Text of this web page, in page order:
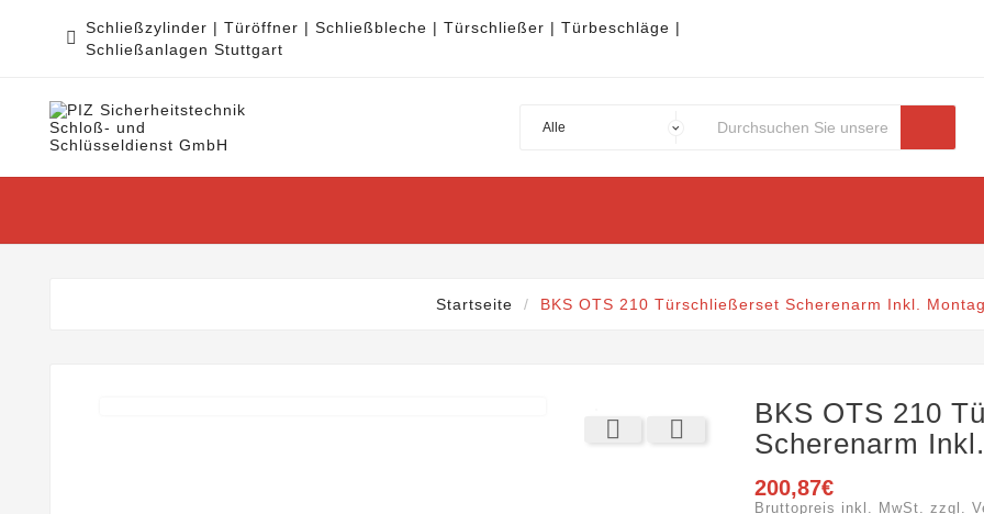

Schließzylinder | Türöffner | Schließbleche | Türschließer | Türbeschläge |
Schließanlagen Stuttgart
Startseite BKS OTS 210 Türschließerset Scherenarm Inkl.


BKS OTS 210
Scherenarm
200,87€
Bruttopreis inkl. MwSt. zzgl.